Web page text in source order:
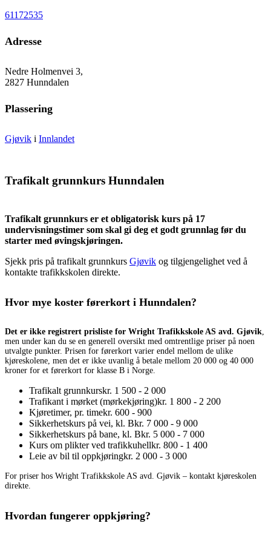
61172535
Adresse
Nedre Holmenvei 3,
2827 Hunndalen
Plassering
Gjøvik i Innlandet
Trafikalt grunnkurs Hunndalen
Trafikalt grunnkurs er et obligatorisk kurs på 17
undervisningstimer som skal gi deg et godt grunnlag før du
starter med øvingskjøringen.
Sjekk pris på trafikalt grunnkurs Gjøvik og tilgjengelighet ved å
kontakte trafikkskolen direkte.
Hvor mye koster førerkort i Hunndalen?
Det er ikke registrert prisliste for Wright Trafikkskole AS avd. Gjøvik,
men under kan du se en generell oversikt med omtrentlige priser på noen
utvalgte punkter. Prisen for førerkort varier endel mellom de ulike
kjøreskolene, men det er ikke uvanlig å betale mellom 20 000 og 40 000
kroner for et førerkort for klasse B i Norge.
Trafikalt grunnkurskr. 1 500 - 2 000
Trafikant i mørket (mørkekjøring)kr. 1 800 - 2 200
Kjøretimer, pr. timekr. 600 - 900
Sikkerhetskurs på vei, kl. Bkr. 7 000 - 9 000
Sikkerhetskurs på bane, kl. Bkr. 5 000 - 7 000
Kurs om plikter ved trafikkuhellkr. 800 - 1 400
Leie av bil til oppkjøringkr. 2 000 - 3 000
For priser hos Wright Trafikkskole AS avd. Gjøvik – kontakt kjøreskolen
direkte.
Hvordan fungerer oppkjøring?